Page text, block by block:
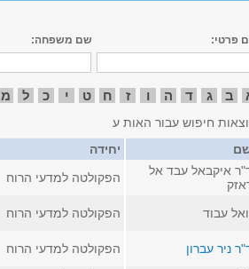
פרטי: שם משפחה:
ב ג ד ה ו ז ח ט י כ ל מ
חיפוש עבור האות ע
יחידה
איקבאל עבד אל
הפקולטה למדעי הרוח
עבוד הפקולטה למדעי הרוח
ניר עברון
הפקולטה למדעי הרוח